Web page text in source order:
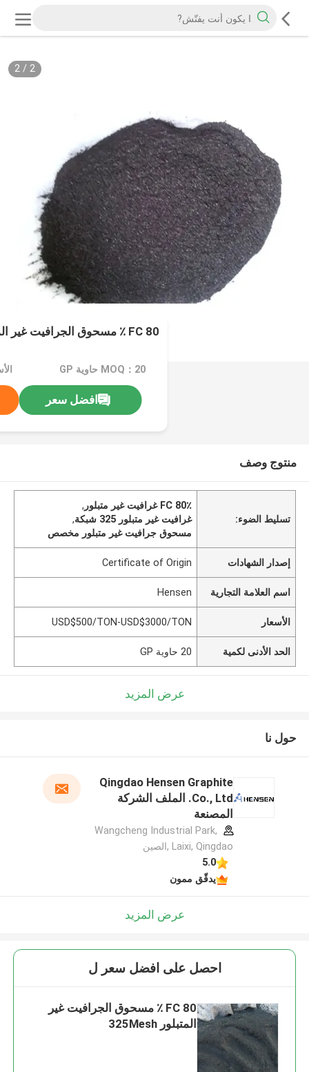
2
/
2
FC 80 ٪ مسحوق الجرافيت غير المتبلور 325Mesh
MOQ：20 حاوية GP
افضل سعر
منتوج وصف
تسليط الضوء:
FC 80٪ غرافيت غير متبلور
,
غرافيت غير متبلور 325 شبكة
,
مسحوق جرافيت غير متبلور مخصص
إصدار الشهادات Certificate of Origin
اسم العلامة التجارية Hensen
الأسعار USD$500/TON-USD$3000/TON
الحد الأدنى لكمية 20 حاوية GP
عرض المزيد
حول نا
Qingdao Hensen Graphite
Co., Ltd. الملف الشركة
المصنعة
Wangcheng Industrial Park,
Laixi, Qingdao ,الصين
5.0
يدقّق ممون
عرض المزيد
احصل على افضل سعر ل
FC 80 ٪ مسحوق الجرافيت غير
المتبلور 325Mesh